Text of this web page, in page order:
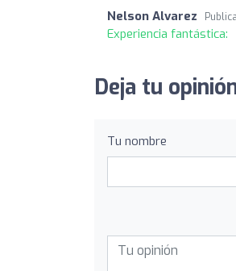
Nelson Alvarez
Experiencia fantástica:
Deja tu
Tu nombre